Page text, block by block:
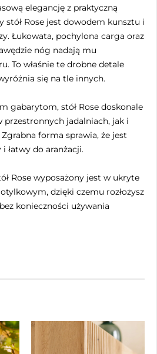
elegancję z praktyczną
stół Rose jest dowodem kunsztu i
Łukowata, pochylona carga oraz
nóg nadają mu
To właśnie te drobne detale
się na tle innych.
gabarytom, stół Rose doskonale
przestronnych jadalniach, jak i
forma sprawia, że jest
łatwy do aranżacji.
Rose wyposażony jest w ukryte
dzięki czemu rozłożysz
konieczności używania